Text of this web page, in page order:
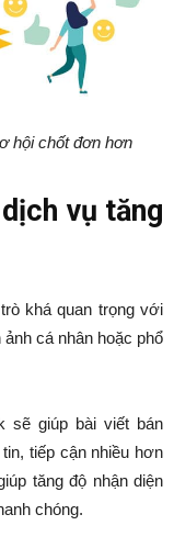
hội chốt đơn hơn
vụ tăng
khá quan trọng với
cá nhân hoặc phổ
sẽ giúp bài viết bán
tiếp cận nhiều hơn
tăng độ nhận diện
chóng.